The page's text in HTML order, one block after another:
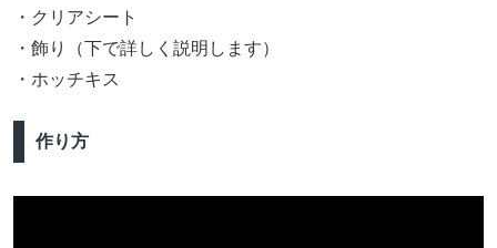
・クリアシート
・飾り（下で詳しく説明します）
・ホッチキス
作り方